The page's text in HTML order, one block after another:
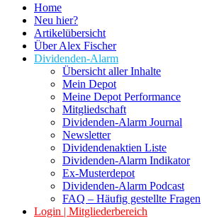
Home
Neu hier?
Artikelübersicht
Über Alex Fischer
Dividenden-Alarm
Übersicht aller Inhalte
Mein Depot
Meine Depot Performance
Mitgliedschaft
Dividenden-Alarm Journal
Newsletter
Dividendenaktien Liste
Dividenden-Alarm Indikator
Ex-Musterdepot
Dividenden-Alarm Podcast
FAQ – Häufig gestellte Fragen
Login | Mitgliederbereich